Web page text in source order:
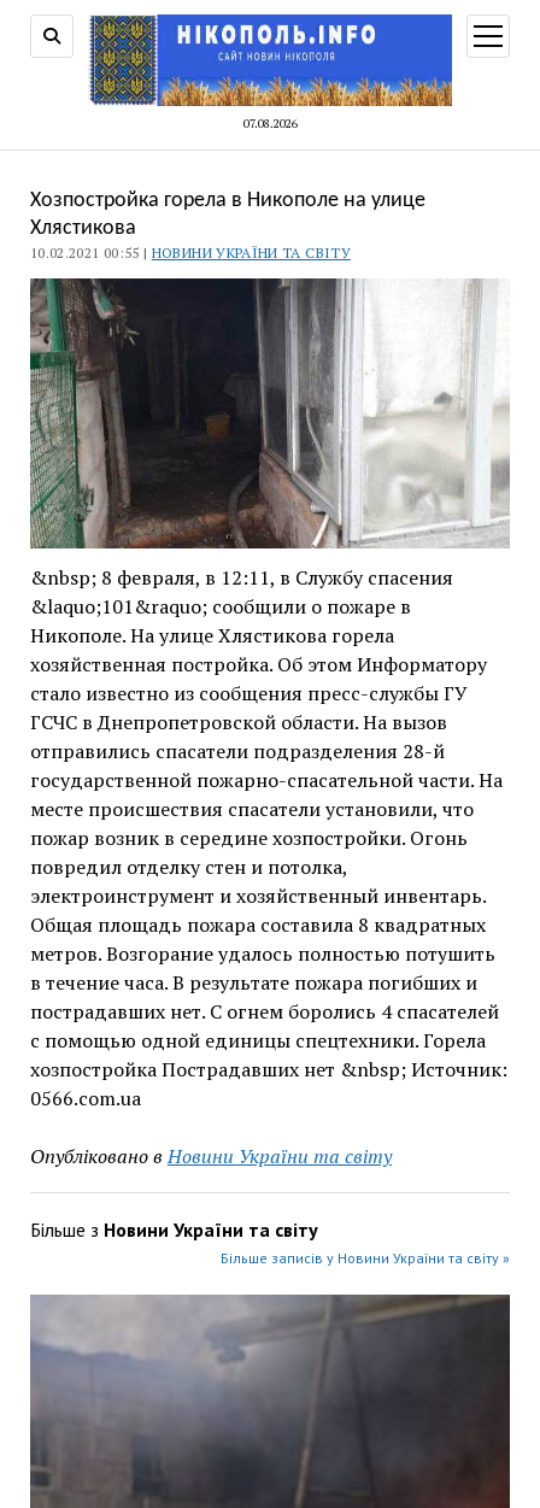
07.08.2026
меню
Хозпостройка горела в Никополе на улице
Хлястикова
10.02.2021 00:55 | НОВИНИ УКРАЇНИ ТА СВІТУ
&nbsp; 8 февраля, в 12:11, в Службу спасения
&laquo;101&raquo; сообщили о пожаре в
Никополе. На улице Хлястикова горела
хозяйственная постройка. Об этом Информатору
стало известно из сообщения пресс-службы ГУ
ГСЧС в Днепропетровской области. На вызов
отправились спасатели подразделения 28-й
государственной пожарно-спасательной части. На
месте происшествия спасатели установили, что
пожар возник в середине хозпостройки. Огонь
повредил отделку стен и потолка,
электроинструмент и хозяйственный инвентарь.
Общая площадь пожара составила 8 квадратных
метров. Возгорание удалось полностью потушить
в течение часа. В результате пожара погибших и
пострадавших нет. С огнем боролись 4 спасателей
с помощью одной единицы спецтехники. Горела
хозпостройка Пострадавших нет &nbsp; Источник:
0566.com.ua
Опубліковано в Новини України та світу
Більше з Новини України та світу
Більше записів у Новини України та світу »